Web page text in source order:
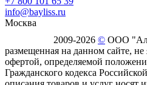
info@bayliss.ru
Москва
2009-2026 © ООО
размещенная на данном сайте, не
офертой, определяемой
Гражданского кодекса